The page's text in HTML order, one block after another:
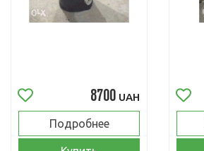
8700 UAH
Подробнее